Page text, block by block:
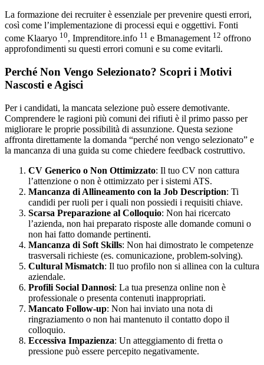
La formazione dei recruiter è essenziale per prevenire questi errori,
così come l’implementazione di processi equi e oggettivi. Fonti
come Klaaryo 10, Imprenditore.info 11 e Bmanagement 12 offrono
approfondimenti su questi errori comuni e su come evitarli.
Perché Non Vengo Selezionato? Scopri i Motivi
Nascosti e Agisci
Per i candidati, la mancata selezione può essere demotivante.
Comprendere le ragioni più comuni dei rifiuti è il primo passo per
migliorare le proprie possibilità di assunzione. Questa sezione
affronta direttamente la domanda “perché non vengo selezionato” e
la mancanza di una guida su come chiedere feedback costruttivo.
CV Generico o Non Ottimizzato: Il tuo CV non cattura
l’attenzione o non è ottimizzato per i sistemi ATS.
Mancanza di Allineamento con la Job Description: Ti
candidi per ruoli per i quali non possiedi i requisiti chiave.
Scarsa Preparazione al Colloquio: Non hai ricercato
l’azienda, non hai preparato risposte alle domande comuni o
non hai fatto domande pertinenti.
Mancanza di Soft Skills: Non hai dimostrato le competenze
trasversali richieste (es. comunicazione, problem-solving).
Cultural Mismatch: Il tuo profilo non si allinea con la cultura
aziendale.
Profili Social Dannosi: La tua presenza online non è
professionale o presenta contenuti inappropriati.
Mancato Follow-up: Non hai inviato una nota di
ringraziamento o non hai mantenuto il contatto dopo il
colloquio.
Eccessiva Impazienza: Un atteggiamento di fretta o
pressione può essere percepito negativamente.